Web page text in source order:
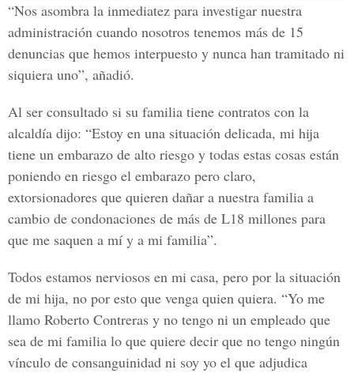
“Nos asombra la inmediatez para investigar nuestra
administración cuando nosotros tenemos más de 15
denuncias que hemos interpuesto y nunca han tramitado ni
siquiera uno”, añadió.
Al ser consultado si su familia tiene contratos con la
alcaldía dijo: “Estoy en una situación delicada, mi hija
tiene un embarazo de alto riesgo y todas estas cosas están
poniendo en riesgo el embarazo pero claro,
extorsionadores que quieren dañar a nuestra familia a
cambio de condonaciones de más de L18 millones para
que me saquen a mí y a mi familia”.
Todos estamos nerviosos en mi casa, pero por la situación
de mi hija, no por esto que venga quien quiera. “Yo me
llamo Roberto Contreras y no tengo ni un empleado que
sea de mi familia lo que quiere decir que no tengo ningún
vínculo de consanguinidad ni soy yo el que adjudica